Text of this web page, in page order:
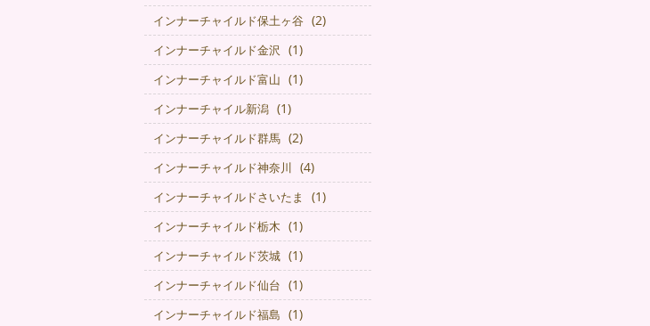
インナーチャイルド保土ヶ谷 (2)
インナーチャイルド金沢 (1)
インナーチャイルド富山 (1)
インナーチャイル新潟 (1)
インナーチャイルド群馬 (2)
インナーチャイルド神奈川 (4)
インナーチャイルドさいたま (1)
インナーチャイルド栃木 (1)
インナーチャイルド茨城 (1)
インナーチャイルド仙台 (1)
インナーチャイルド福島 (1)